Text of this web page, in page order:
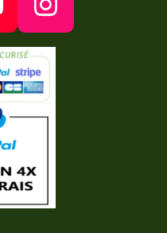
I
n
s
t
a
a